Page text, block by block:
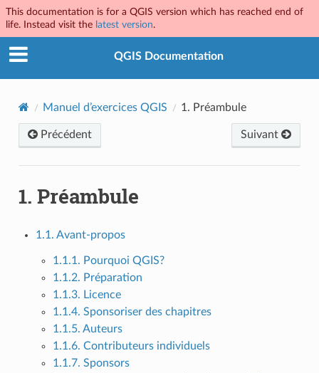
This documentation is for a QGIS version which has reached end of
life. Instead visit the latest version.
QGIS Documentation
Manuel d’exercices QGIS 1. Préambule
Précédent Suivant
1. Préambule
1.1. Avant-propos
1.1.1. Pourquoi QGIS?
1.1.2. Préparation
1.1.3. Licence
1.1.4. Sponsoriser des chapitres
1.1.5. Auteurs
1.1.6. Contributeurs individuels
1.1.7. Sponsors